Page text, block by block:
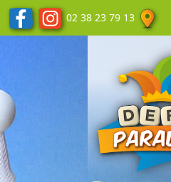
02 38 23 79 13